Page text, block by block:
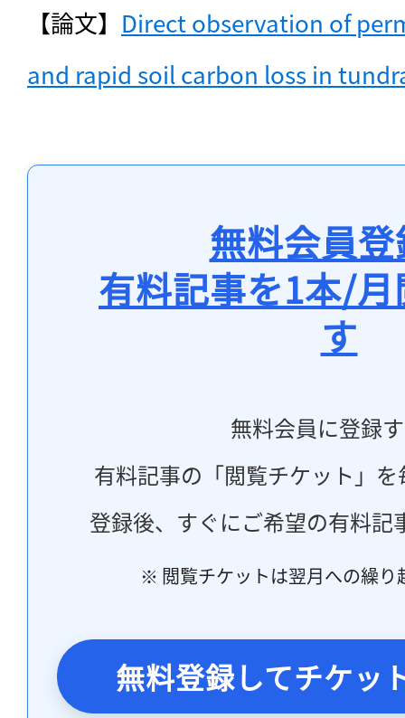
【論文】 Direct observation of
and rapid soil carbon loss in
無料会員
有料記事を1本/
す
無料会員に登録
有料記事の「閲覧チケット」
登録後、すぐにご希望の有料記
※ 閲覧チケットは翌月への繰り
無料登録してチケッ